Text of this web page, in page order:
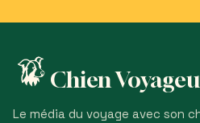
Chien
Le média du voyage avec son